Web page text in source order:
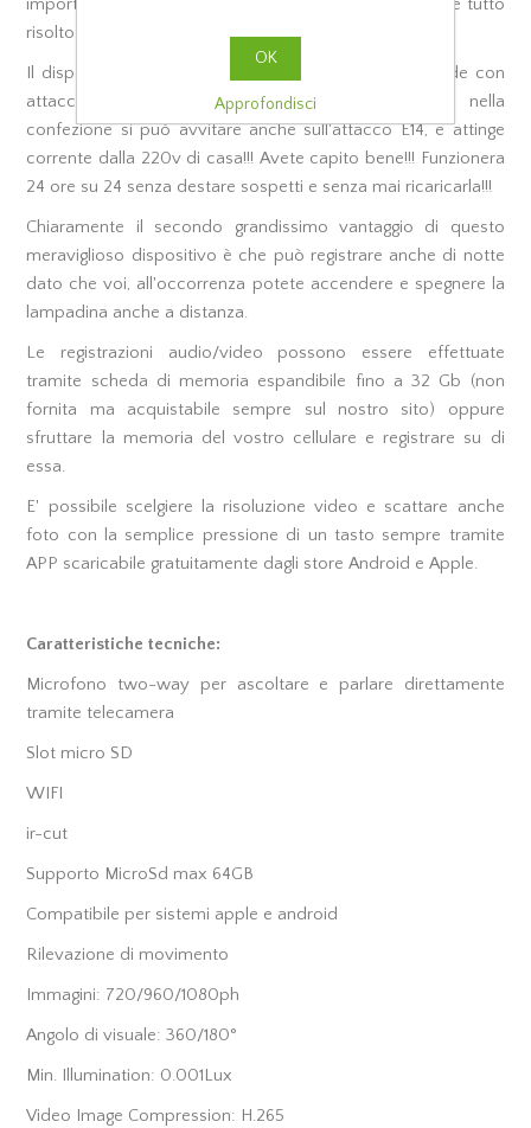
importanti... finalmente con la nostra lampadina WIFI è tutto
risolto e questo non sarà più un problema!
Il dispositivo, infatti, si avvita in qualsiasi portalampade con
attacco E27 oppure tramite adattatore fornito nella
confezione si può avvitare anche sull'attacco E14, e attinge
corrente dalla 220v di casa!!! Avete capito bene!!! Funzionera
24 ore su 24 senza destare sospetti e senza mai ricaricarla!!!
Chiaramente il secondo grandissimo vantaggio di questo
meraviglioso dispositivo è che può registrare anche di notte
dato che voi, all'occorrenza potete accendere e spegnere la
lampadina anche a distanza.
Le registrazioni audio/video possono essere effettuate
tramite scheda di memoria espandibile fino a 32 Gb (non
fornita ma acquistabile sempre sul nostro sito) oppure
sfruttare la memoria del vostro cellulare e registrare su di
essa.
E' possibile scelgiere la risoluzione video e scattare anche
foto con la semplice pressione di un tasto sempre tramite
APP scaricabile gratuitamente dagli store Android e Apple.
Caratteristiche tecniche:
Microfono two-way per ascoltare e parlare direttamente
tramite telecamera
Slot micro SD
WIFI
ir-cut
Supporto MicroSd max 64GB
Compatibile per sistemi apple e android
Rilevazione di movimento
Immagini: 720/960/1080ph
Angolo di visuale: 360/180°
Min. Illumination: 0.001Lux
Video Image Compression: H.265
OK
Approfondisci